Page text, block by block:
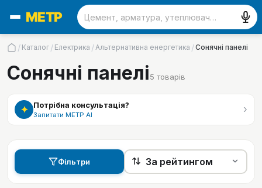
/ Каталог / Електрика / Альтернативна енергетика /Сонячні панелі
Сонячні панелі5 товарів
✦ Потрібна консультація?
Запитати МЕТР АІ ›
Фільтри